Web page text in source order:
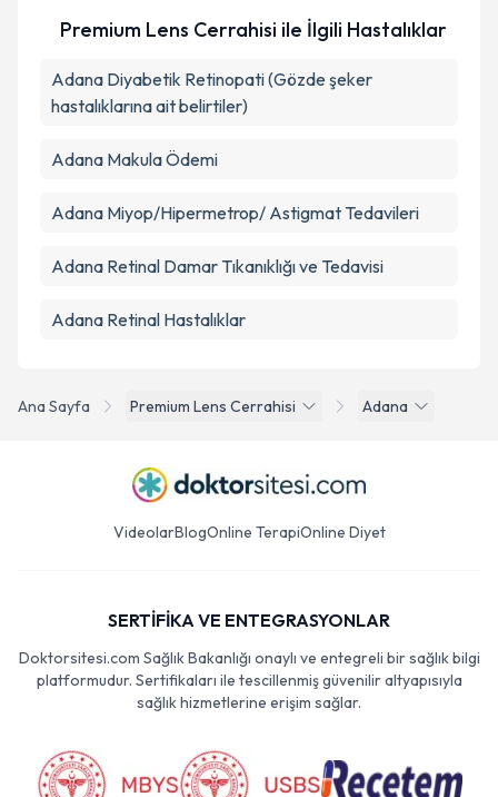
Takvim Talebini Gönder
Ana Sayfa Premium Lens Cerrahisi Adana
Premium Lens Cerrahisi ile İlgili Hastalıklar
Adana Diyabetik Retinopati (Gözde şeker
hastalıklarına ait belirtiler)
Adana Makula Ödemi
Adana Miyop/Hipermetrop/ Astigmat Tedavileri
Adana Retinal Damar Tıkanıklığı ve Tedavisi
Adana Retinal Hastalıklar
VideolarBlogOnline TerapiOnline Diyet
SERTİFİKA VE ENTEGRASYONLAR
Doktorsitesi.com Sağlık Bakanlığı onaylı ve entegreli bir sağlık bilgi
platformudur. Sertifikaları ile tescillenmiş güvenilir altyapısıyla
sağlık hizmetlerine erişim sağlar.